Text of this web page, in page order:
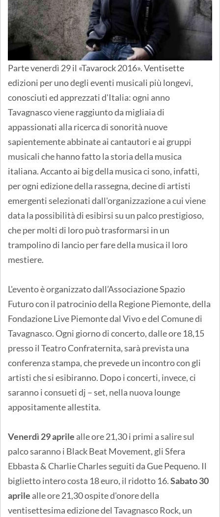
Parte venerdì 29 il «Tavarock 2016». Ventisette
edizioni per uno degli eventi musicali più longevi,
conosciuti ed apprezzati d'Italia: ogni anno
Tavagnasco viene raggiunto da migliaia di
appassionati alla ricerca di sonorità nuove
sapientemente abbinate ai cantautori e ai gruppi
musicali che hanno fatto la storia della musica
italiana. Accanto ai big della musica ci sono, infatti,
per ogni edizione della rassegna, decine di artisti
emergenti selezionati dall'organizzazione a cui viene
data la possibilità di esibirsi su un palco prestigioso,
che per molti di loro può trasformarsi in un
trampolino di lancio per fare della musica il loro
mestiere.
L'evento è organizzato dall’Associazione Spazio
Futuro con il patrocinio della Regione Piemonte, della
Fondazione Live Piemonte dal Vivo e del Comune di
Tavagnasco. Ogni giorno di concerto, dalle ore 18,15
presso il Teatro Confraternita, sarà prevista una
conferenza stampa, che prevede un incontro con gli
artisti che si esibiranno. Dopo i concerti, invece, ci
saranno i consueti dj – set, nella nuova lounge
appositamente allestita.
Venerdì 29 aprile alle ore 21,30 i primi a salire sul
palco saranno i Black Beat Movement, gli Sfera
Ebbasta & Charlie Charles seguiti da Gue Pequeno. Il
biglietto intero costa 18 euro, il ridotto 16.Sabato 30
aprile alle ore 21,30 ospite d'onore della
ventisettesima edizione del Tavagnasco Rock, un